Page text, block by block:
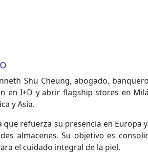
Shu Cheung, abogado,
en I+D y abrir flagship stores en
y Asia.
refuerza su presencia en Europa
almacenes. Su objetivo es
el cuidado integral de la piel.